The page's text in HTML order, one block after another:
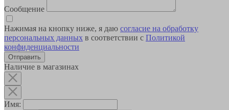
Сообщение
Нажимая на кнопку ниже, я даю согласие на обработку
персональных данных в соответствии с Политикой
конфиденциальности
Наличие в магазинах
Имя: